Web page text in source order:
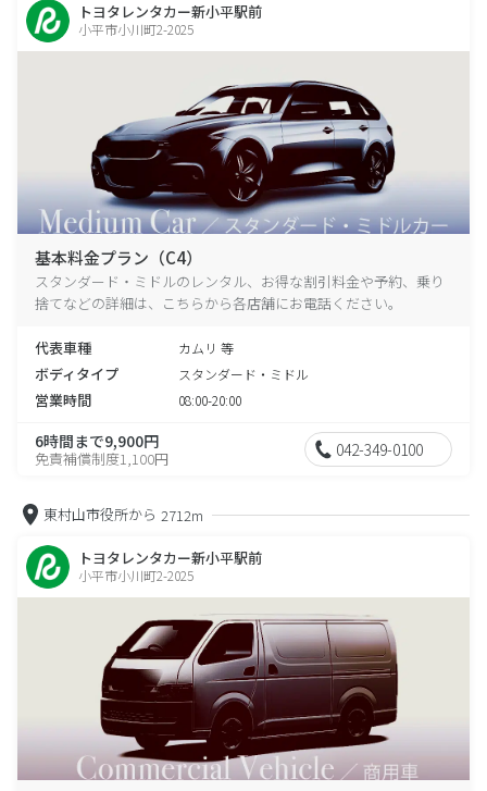
トヨタレンタカー新小平駅前
小平市小川町2-2025
基本料金プラン（C4）
スタンダード・ミドルのレンタル、お得な割引料金や予約、乗り
捨てなどの詳細は、こちらから各店舗にお電話ください。
代表車種 カムリ 等
ボディタイプ スタンダード・ミドル
営業時間 08:00-20:00
6時間まで9,900円
免責補償制度1,100円 042-349-0100
東村山市役所から 2712m
トヨタレンタカー新小平駅前
小平市小川町2-2025